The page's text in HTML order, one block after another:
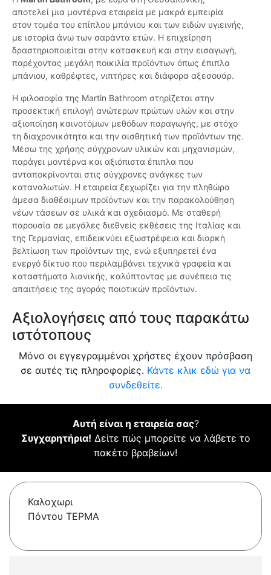
αποτελεί μια μοντέρνα εταιρεία με μακρά εμπειρία
στον τομέα του επίπλου μπάνιου και των ειδών υγιεινής,
με ιστορία άνω των σαράντα ετών. Η επιχείρηση
δραστηριοποιείται στην κατασκευή και στην εισαγωγή,
παρέχοντας μεγάλη ποικιλία προϊόντων όπως έπιπλα
μπάνιου, καθρέφτες, νιπτήρες και διάφορα αξεσουάρ.
Η φιλοσοφία της Martin Bathroom στηρίζεται στην
προσεκτική επιλογή ανώτερων πρώτων υλών και στην
αξιοποίηση καινοτόμων μεθόδων παραγωγής, με στόχο
τη διαχρονικότητα και την αισθητική των προϊόντων της.
Μέσω της χρήσης σύγχρονων υλικών και μηχανισμών,
παράγει μοντέρνα και αξιόπιστα έπιπλα που
ανταποκρίνονται στις σύγχρονες ανάγκες των
καταναλωτών. Η εταιρεία ξεχωρίζει για την πληθώρα
άμεσα διαθέσιμων προϊόντων και την παρακολούθηση
νέων τάσεων σε υλικά και σχεδιασμό. Με σταθερή
παρουσία σε μεγάλες διεθνείς εκθέσεις της Ιταλίας και
της Γερμανίας, επιδεικνύει εξωστρέφεια και διαρκή
βελτίωση των προϊόντων της, ενώ εξυπηρετεί ένα
ενεργό δίκτυο που περιλαμβάνει τεχνικά γραφεία και
καταστήματα λιανικής, καλύπτοντας με συνέπεια τις
απαιτήσεις της αγοράς ποιοτικών προϊόντων.
Αξιολογήσεις από τους παρακάτω
ιστότοπους
Μόνο οι εγγεγραμμένοι χρήστες έχουν πρόσβαση
σε αυτές τις πληροφορίες. Κάντε κλικ εδώ για να
συνδεθείτε.
Αυτή είναι η εταιρεία σας?
Συγχαρητήρια! Δείτε πώς μπορείτε να λάβετε το
πακέτο βραβείων!
Καλοχωρι
Πόντου ΤΕΡΜΑ